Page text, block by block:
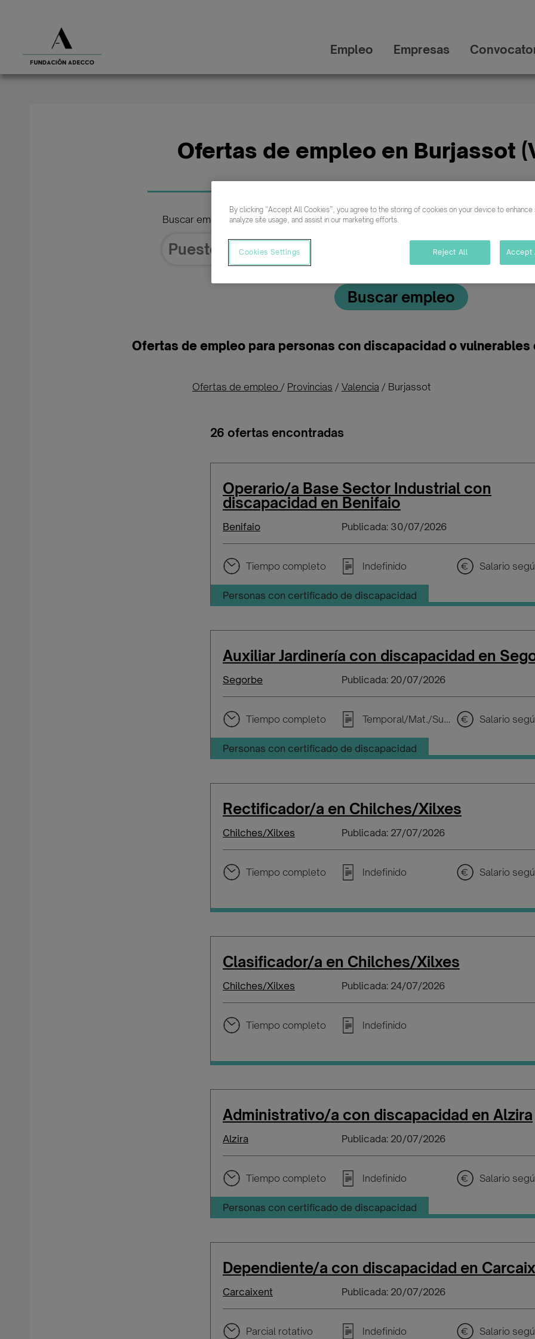
Empleo Empresas
Ofertas de empleo en Burjassot
Buscar empleo de
Buscar empleo
Ofertas de empleo para personas con discapacidad o vulnerables
Ofertas de empleo / Provincias / Valencia / Burjassot
26 ofertas encontradas
Operario/a Base Sector Industrial con
discapacidad en Benifaio
Benifaio Publicada: 30/07/2026
Tiempo completo Indefinido
Personas con certificado de discapacidad
Auxiliar Jardinería con discapacidad en
Segorbe Publicada: 20/07/2026
Tiempo completo Temporal/Mat./Sustitución/...
Personas con certificado de discapacidad
Rectificador/a en Chilches/Xilxes
Chilches/Xilxes Publicada: 27/07/2026
Tiempo completo Indefinido
Clasificador/a en Chilches/Xilxes
Chilches/Xilxes Publicada: 24/07/2026
Tiempo completo Indefinido
Administrativo/a con discapacidad en Alzira
Alzira Publicada: 20/07/2026
Tiempo completo Indefinido
Personas con certificado de discapacidad
Dependiente/a con discapacidad en
Carcaixent Publicada: 20/07/2026
Parcial rotativo Indefinido
By clicking “Accept All Cookies”, you agree to the storing of cookies on your device to enhance
analyze site usage, and assist in our marketing efforts.
Cookies Settings Reject All Accept